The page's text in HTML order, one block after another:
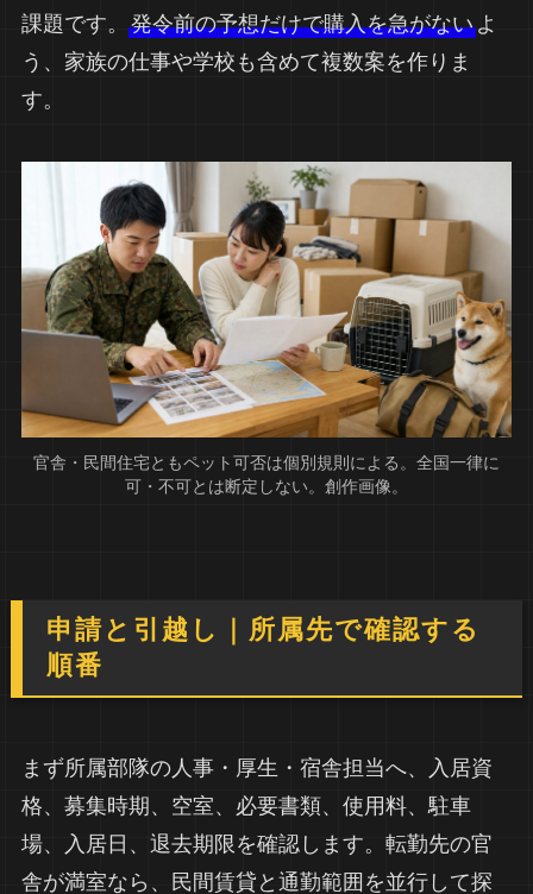
課題です。 発令前の予想だけで購入を急がないよ
う、家族の仕事や学校も含めて複数案を作りま
す。
官舎・民間住宅ともペット可否は個別規則による。全国一律に
可・不可とは断定しない。創作画像。
申請と引越し｜所属先で確認する
順番
まず所属部隊の人事・厚生・宿舎担当へ、入居資
格、募集時期、空室、必要書類、使用料、駐車
場、入居日、退去期限を確認します。転勤先の官
舎が満室なら、民間賃貸と通勤範囲を並行して探